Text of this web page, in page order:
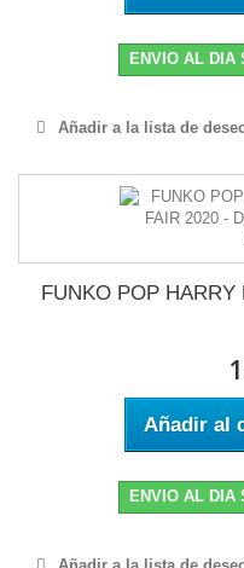
ENVIO AL DIA
Añadir a la lista de
FUNKO POP
Añadir al
ENVIO AL DIA